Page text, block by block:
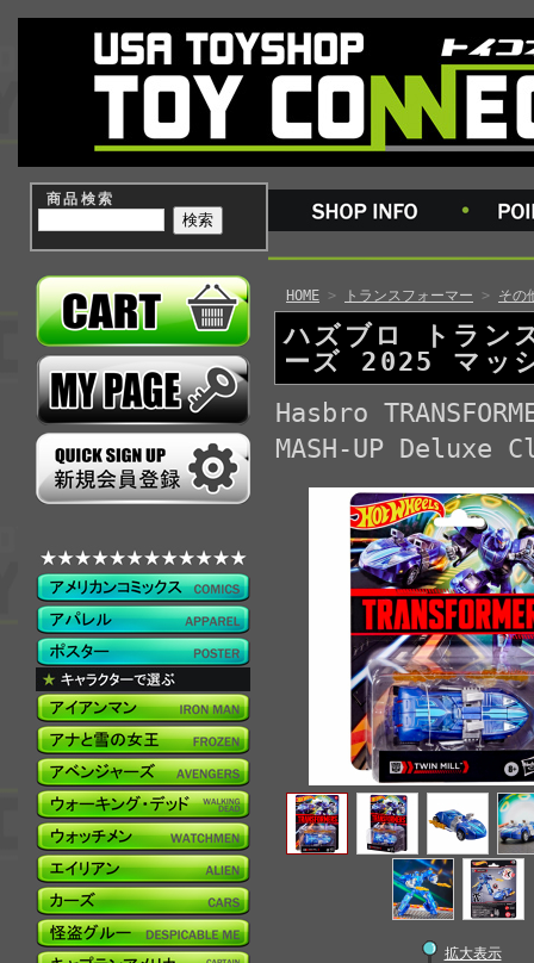
商品検索
HOME > トランスフォーマー > その
ハズブロ トラン
ーズ 2025 マッ
Hasbro
MASH-UP Deluxe
拡大表示